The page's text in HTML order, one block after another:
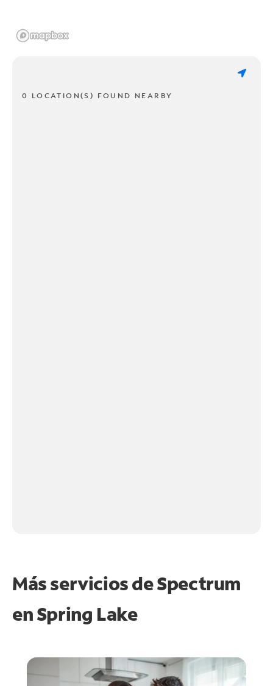
0 LOCATION(S) FOUND NEARBY
Más servicios de Spectrum
enSpring Lake